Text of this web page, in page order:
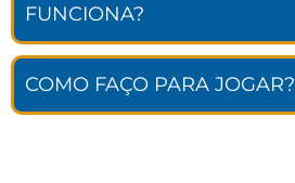
FUNCIONA?
COMO FAÇO PARA JOGAR?